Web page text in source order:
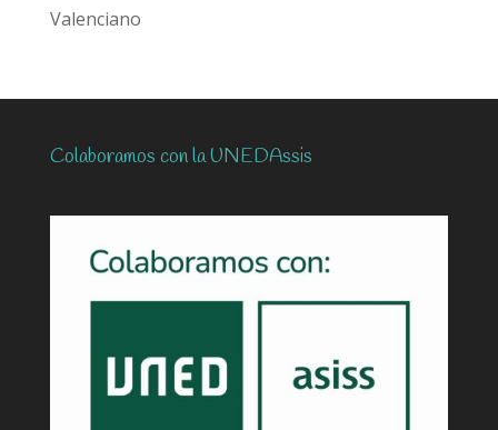
Valenciano
Colaboramos con la UNEDAssis